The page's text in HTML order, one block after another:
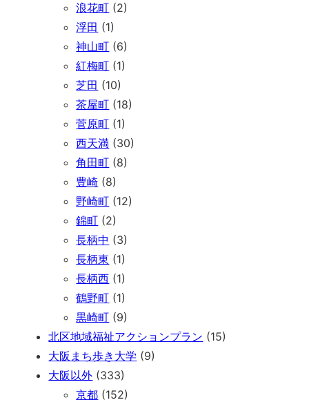
浪花町 (2)
浮田 (1)
神山町 (6)
紅梅町 (1)
芝田 (10)
茶屋町 (18)
菅原町 (1)
西天満 (30)
角田町 (8)
豊崎 (8)
野崎町 (12)
錦町 (2)
長柄中 (3)
長柄東 (1)
長柄西 (1)
鶴野町 (1)
黒崎町 (9)
北区地域福祉アクションプラン (15)
大阪まち歩き大学 (9)
大阪以外 (333)
京都 (152)